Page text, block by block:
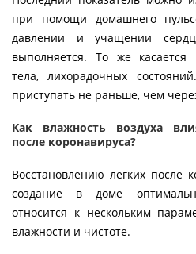
при помощи домашнего
давлении и учащении
выполняется. То же
тела, лихорадочных
приступать не раньше, чем
Как влажность воздуха
после коронавируса?
Восстановлению легких после
создание в доме
относится к нескольким
влажности и чистоте.